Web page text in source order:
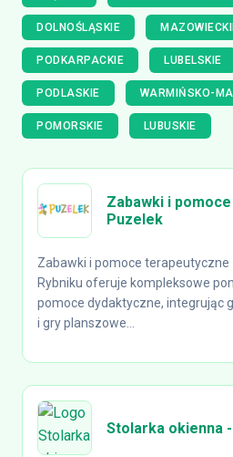
DOLNOŚLĄSKIE
PODKARPACKIE LUBELSKIE
PODLASKIE WARMIŃSKO-
POMORSKIE LUBUSKIE
Zabawki i
Puzelek
Zabawki i pomoce terapeutyczne
Rybniku oferuje kompleksowe
pomoce dydaktyczne, integrując
i gry planszowe...
Stolarka okienna -